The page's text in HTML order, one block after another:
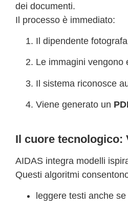
dei documenti.
Il processo è immediato:
Il dipendente
Le immagini vengono
Il sistema riconosce
Viene generato un
Il cuore tecnologico:
AIDAS integra modelli
Questi algoritmi
leggere testi anche